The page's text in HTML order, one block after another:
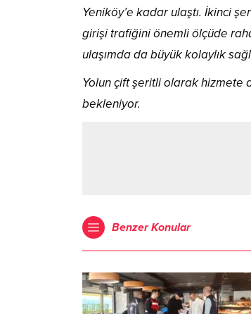
Yeniköy’e kadar ulaştı. İkinci
girişi trafiğini önemli ölçüde
ulaşımda da büyük kolaylık
Yolun çift şeritli olarak hizmete
bekleniyor.
Benzer Konular